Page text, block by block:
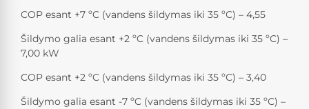
COP esant +7 ºC (vandens šildymas iki 35 ºС) – 4,55
Šildymo galia esant +2 ºC (vandens šildymas iki 35 ºС) –
7,00 kW
COP esant +2 ºC (vandens šildymas iki 35 ºС) – 3,40
Šildymo galia esant -7 ºC (vandens šildymas iki 35 ºС) –